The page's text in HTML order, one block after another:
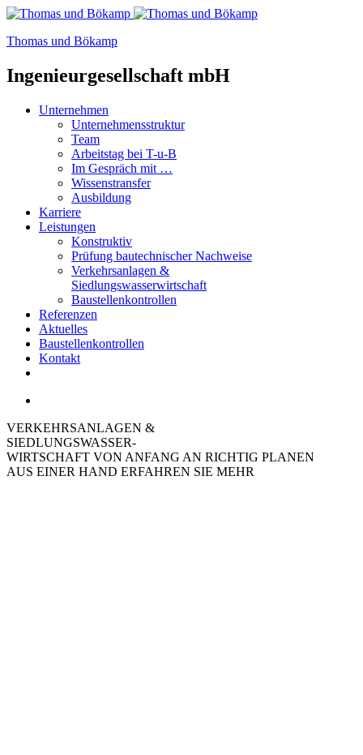
Thomas und Bökamp
Ingenieurgesellschaft mbH
Unternehmen
Unternehmensstruktur
Team
Arbeitstag bei T-u-B
Im Gespräch mit …
Wissenstransfer
Ausbildung
Karriere
Leistungen
Konstruktiv
Prüfung bautechnischer Nachweise
Verkehrsanlagen &
Siedlungswasserwirtschaft
Baustellenkontrollen
Referenzen
Aktuelles
Baustellenkontrollen
Kontakt
VERKEHRSANLAGEN &
SIEDLUNGSWASSER-
WIRTSCHAFT VON ANFANG AN RICHTIG PLANEN
AUS EINER HAND ERFAHREN SIE MEHR